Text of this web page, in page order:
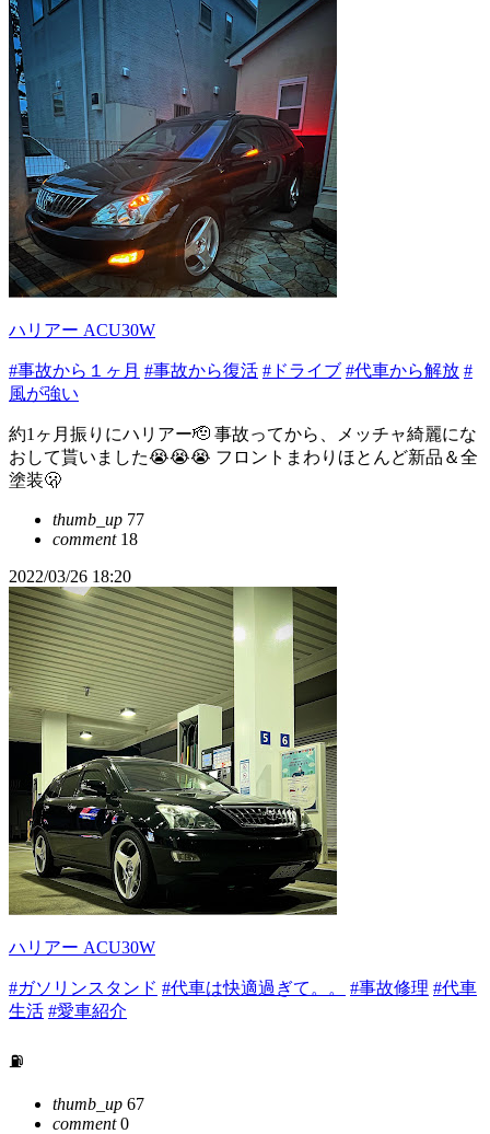
ハリアー ACU30W
#事故から１ヶ月 #事故から復活 #ドライブ #代車から解放 #
風が強い
約1ヶ月振りにハリアー🫡 事故ってから、メッチャ綺麗にな
おして貰いました😭😭😭 フロントまわりほとんど新品＆全
塗装🫢
thumb_up 77
comment18
2022/03/26 18:20
ハリアー ACU30W
#ガソリンスタンド #代車は快適過ぎて。。 #事故修理 #代車
生活 #愛車紹介
⛽️
thumb_up 67
comment0